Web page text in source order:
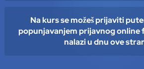
Na kurs se možeš prijaviti
popunjavanjem prijavnog online
nalazi u dnu ove